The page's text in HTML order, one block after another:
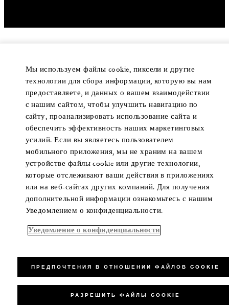
Мы используем файлы cookie, пиксели и другие
технологии для сбора информации, которую вы нам
предоставляете, и данных о вашем взаимодействии
с нашим сайтом, чтобы улучшить навигацию по
сайту, проанализировать использование сайта и
обеспечить эффективность наших маркетинговых
усилий. Если вы являетесь пользователем
мобильного приложения, мы не храним на вашем
устройстве файлы cookie или другие технологии,
которые отслеживают ваши действия в приложениях
или на веб-сайтах других компаний. Для получения
дополнительной информации ознакомьтесь с нашим
Уведомлением о конфиденциальности.
Уведомление о конфиденциальности
ПРЕДПОЧТЕНИЯ В ОТНОШЕНИИ ФАЙЛОВ COOKIE
РАЗРЕШИТЬ ФАЙЛЫ COOKIE